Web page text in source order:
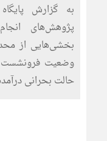
به گزارش
پژوهش‌های
بخشی‌هایی از
وضعیت
حالت بحرانی